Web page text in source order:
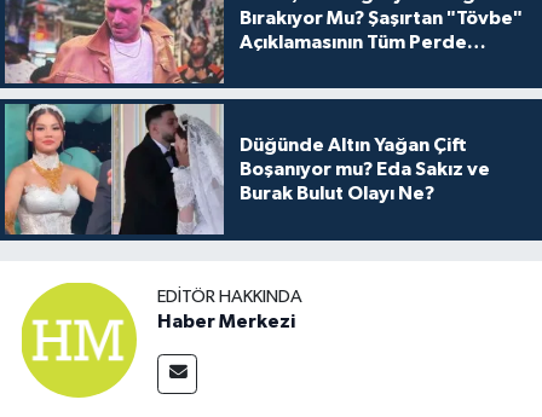
Bırakıyor Mu? Şaşırtan "Tövbe"
Açıklamasının Tüm Perde
Düğünde Altın Yağan Çift
Boşanıyor mu? Eda Sakız ve
Burak Bulut Olayı Ne?
EDITÖR HAKKINDA
Haber Merkezi